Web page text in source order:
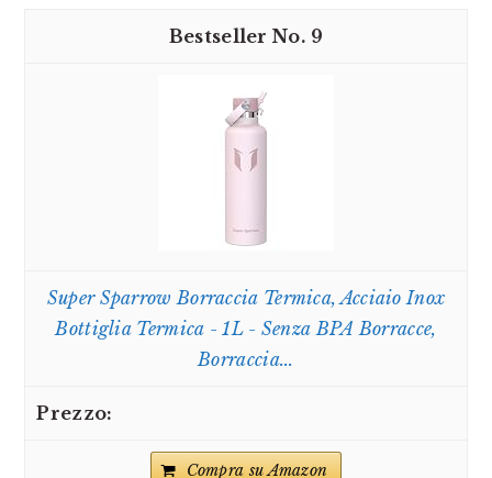
9
Super Sparrow Borraccia Termica, Acciaio Inox
Bottiglia Termica - 1L - Senza BPA Borracce,
Borraccia...
Compra su Amazon